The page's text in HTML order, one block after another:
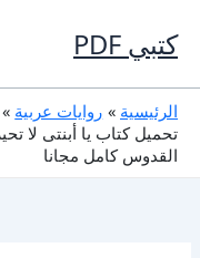
إلى
المحتوى
كتبي PDF
الرئيسية
روايات عربية
القدوس كامل مجانا